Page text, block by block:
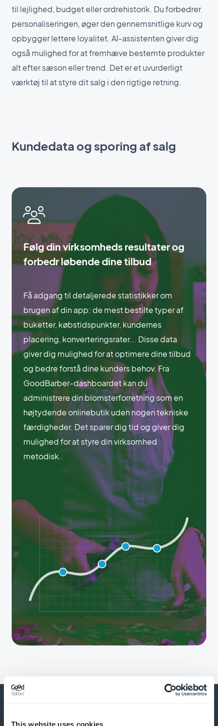
This website uses cookies
til lejlighed, budget eller ordrehistorik. Du forbedrer
personaliseringen, øger den gennemsnitlige kurv og
opbygger lettere loyalitet. AI-assistenten giver dig
også mulighed for at fremhæve bestemte produkter
alt efter sæson eller trend. Det er et uvurderligt
værktøj til at styre dit salg i den rigtige retning.
Kundedata og sporing af salg
Følg din virksomheds resultater og
forbedr løbende dine tilbud
Få adgang til detaljerede statistikker om
brugen af din app: de mest bestilte typer af
buketter, købstidspunkter, kundernes
placering, konverteringsrater... Disse data
giver dig mulighed for at optimere dine tilbud
og bedre forstå dine kunders behov. Fra
GoodBarber-dashboardet kan du
administrere din blomsterforretning som en
højtydende onlinebutik uden nogen tekniske
færdigheder. Det sparer dig tid og giver dig
mulighed for at styre din virksomhed
metodisk.